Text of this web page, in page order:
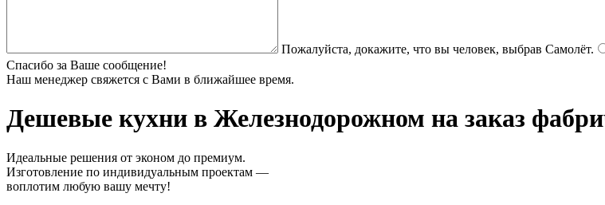
Пожалуйста, докажите, что вы человек, выбрав Самолёт.
Спасибо за Ваше сообщение!
Наш менеджер свяжется с Вами в ближайшее время.
Дешевые кухни в Железнодорожном на заказ
Идеальные решения от эконом до премиум.
Изготовление по индивидуальным проектам —
воплотим любую вашу мечту!